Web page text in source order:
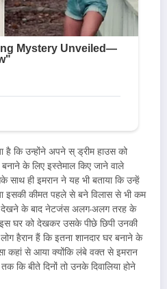
है कि उन्होंने अपने स् ड्रीम हाउस को
के लिए इस्तेमाल किए जाने वाले
ही इमरान ने यह भी बताया कि उन्हें
इसकी कीमत पहले से बने विलास से भी कम
देखने के बाद नेटजंस अलग-अलग तरह के
घर को देखकर उसके पीछे छिपी उनकी
हैरान हैं कि इतना शानदार घर बनाने के
कहां से आया क्योंकि लंबे वक्त से इमरान
कि बीते दिनों तो उनके दिवालिया होने